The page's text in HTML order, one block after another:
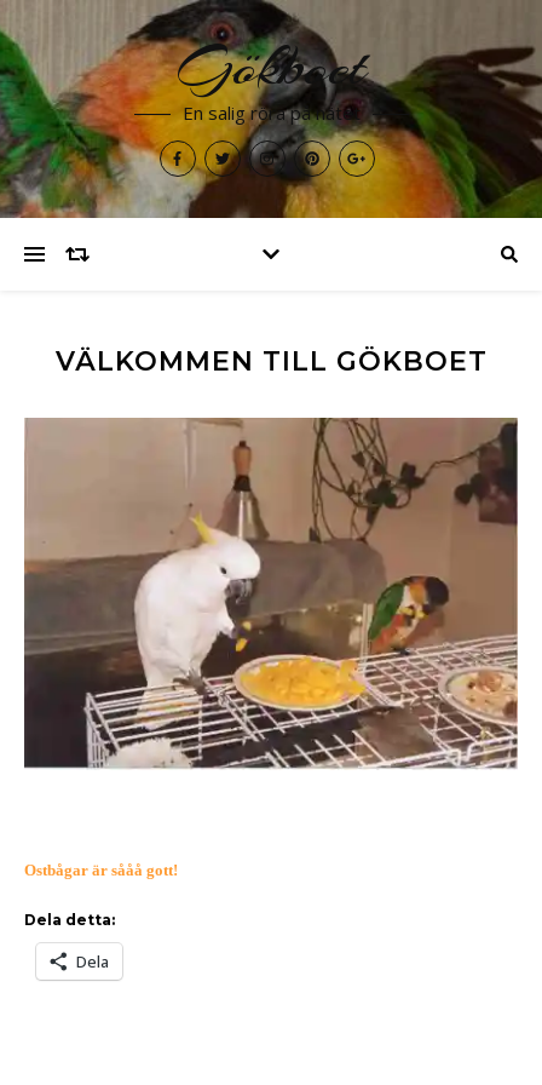
Gökboet
En salig röra på nätet
VÄLKOMMEN TILL GÖKBOET
Ostbågar är sååå gott!
Dela detta:
Dela